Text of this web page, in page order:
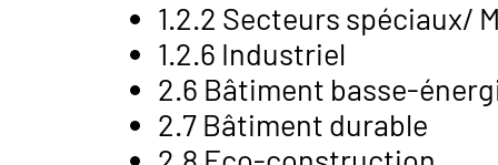
1.2.2 Secteurs spéciaux/
1.2.6 Industriel
2.6 Bâtiment basse-
2.7 Bâtiment durable